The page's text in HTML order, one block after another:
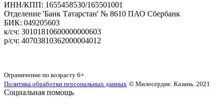
‌ИНН/КПП: 1655458530/165501001
Отделение 'Банк Татарстан' № 8610 ПАО Сбербанк
БИК: 049205603
‌к/сч: 30101810600000000603
р/сч: 40703810362000004012
Ограничение по возрасту 6+
Политика обработки персональных данных © Милосердие. Казань. 2021
Социальная помощь